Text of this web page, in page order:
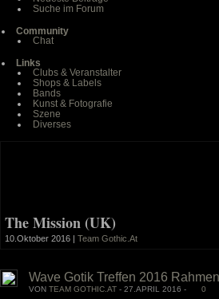
Suche im Forum
Community
Chat
Links
Clubs & Veranstalter
Shops & Labels
Bands
Kunst & Fotografie
Szene
Diverses
The Mission (UK)
10.Oktober 2016 | Team Gothic.At
Wave Gotik Treffen 2016
VON TEAM GOTHIC.AT - 27.APRIL 2016 - 0